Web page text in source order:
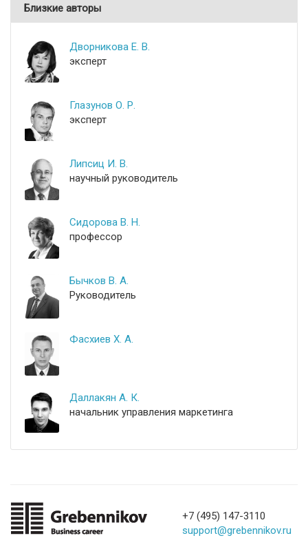
Близкие авторы
Дворникова Е. В.
эксперт
Глазунов О. Р.
эксперт
Липсиц И. В.
научный руководитель
Сидорова В. Н.
профессор
Бычков В. А.
Руководитель
Фасхиев Х. А.
Даллакян А. К.
начальник управления маркетинга
+7 (495) 147-3110
support@grebennikov.ru